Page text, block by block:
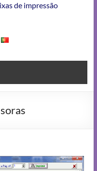
de impressão